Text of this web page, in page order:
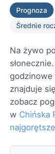
Prognoza
Średnie
Na żywo
godzinowe
znajduje
zobacz
w Chińska